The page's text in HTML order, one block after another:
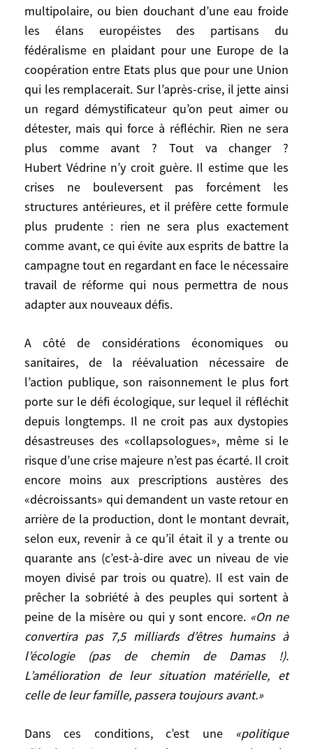
multipolaire, ou bien douchant d’une eau froide
les élans européistes des partisans du
fédéralisme en plaidant pour une Europe de la
coopération entre Etats plus que pour une Union
qui les remplacerait. Sur l’après-crise, il jette ainsi
un regard démystificateur qu’on peut aimer ou
détester, mais qui force à réfléchir. Rien ne sera
plus comme avant ? Tout va changer ?
Hubert Védrine n’y croit guère. Il estime que les
crises ne bouleversent pas forcément les
structures antérieures, et il préfère cette formule
plus prudente : rien ne sera plus exactement
comme avant, ce qui évite aux esprits de battre la
campagne tout en regardant en face le nécessaire
travail de réforme qui nous permettra de nous
adapter aux nouveaux défis.
A côté de considérations économiques ou
sanitaires, de la réévaluation nécessaire de
l’action publique, son raisonnement le plus fort
porte sur le défi écologique, sur lequel il réfléchit
depuis longtemps. Il ne croit pas aux dystopies
désastreuses des «collapsologues», même si le
risque d’une crise majeure n’est pas écarté. Il croit
encore moins aux prescriptions austères des
«décroissants» qui demandent un vaste retour en
arrière de la production, dont le montant devrait,
selon eux, revenir à ce qu’il était il y a trente ou
quarante ans (c’est-à-dire avec un niveau de vie
moyen divisé par trois ou quatre). Il est vain de
prêcher la sobriété à des peuples qui sortent à
peine de la misère ou qui y sont encore. «On ne
convertira pas 7,5 milliards d’êtres humains à
l’écologie (pas de chemin de Damas !).
L’amélioration de leur situation matérielle, et
celle de leur famille, passera toujours avant.»
Dans ces conditions, c’est une «politique
nations dans un monde multipolaire, ou
bien douchant d’une eau froide les élans
européistes des partisans du fédéralisme
en plaidant pour une Europe de la
coopération entre Etats plus que pour une
Union qui les remplacerait. Sur l’après-
crise, il jette ainsi un regard
démystificateur qu’on peut aimer ou
détester, mais qui force à réfléchir. Rien ne
sera plus comme avant ? Tout va changer ?
Hubert Védrine n’y croit guère. Il estime
que les crises ne bouleversent pas
forcément les structures antérieures, et il
préfère cette formule plus prudente : rien
ne sera plus exactement comme avant, ce
qui évite aux esprits de battre la campagne
tout en regardant en face le nécessaire
nous adapter aux nouveaux défis.
sanitaires, de la réévaluation nécessaire de
l’action publique, son raisonnement le
plus fort porte sur le défi écologique, sur
lequel il réfléchit depuis longtemps. Il ne
croit pas aux dystopies désastreuses des
«collapsologues», même si le risque d’une
crise majeure n’est pas écarté. Il croit
encore moins aux prescriptions austères
des «décroissants» qui demandent un
vaste retour en arrière de la production,
dont le montant devrait, selon eux, revenir
à ce qu’il était il y a trente ou quarante ans
(c’est-à-dire avec un niveau de vie moyen
divisé par trois ou quatre). Il est vain de
prêcher la sobriété à des peuples qui
sortent à peine de la misère ou qui y sont
encore.«On ne convertira pas 7,5 milliards
d’êtres humains à l’écologie (pas de
situation matérielle, et celle de leur